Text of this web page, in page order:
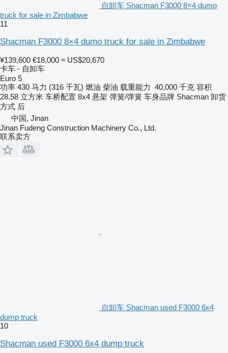
自卸车 Shacman F3000 8×4 dumo
truck for sale in Zimbabwe
11
Shacman F3000 8×4 dumo truck for sale in Zimbabwe
¥139,600 €18,000 ≈ US$20,670
卡车 - 自卸车
Euro 5
功率 430 马力 (316 千瓦) 燃油 柴油 载重能力 40,000 千克 容积
28.58 立方米 车桥配置 8x4 悬架 弹簧/弹簧 车身品牌 Shacman 卸货
方式 后
中国, Jinan
Jinan Fudeng Construction Machinery Co., Ltd.
联系卖方
自卸车 Shacman used F3000 6x4
dump truck
10
Shacman used F3000 6x4 dump truck